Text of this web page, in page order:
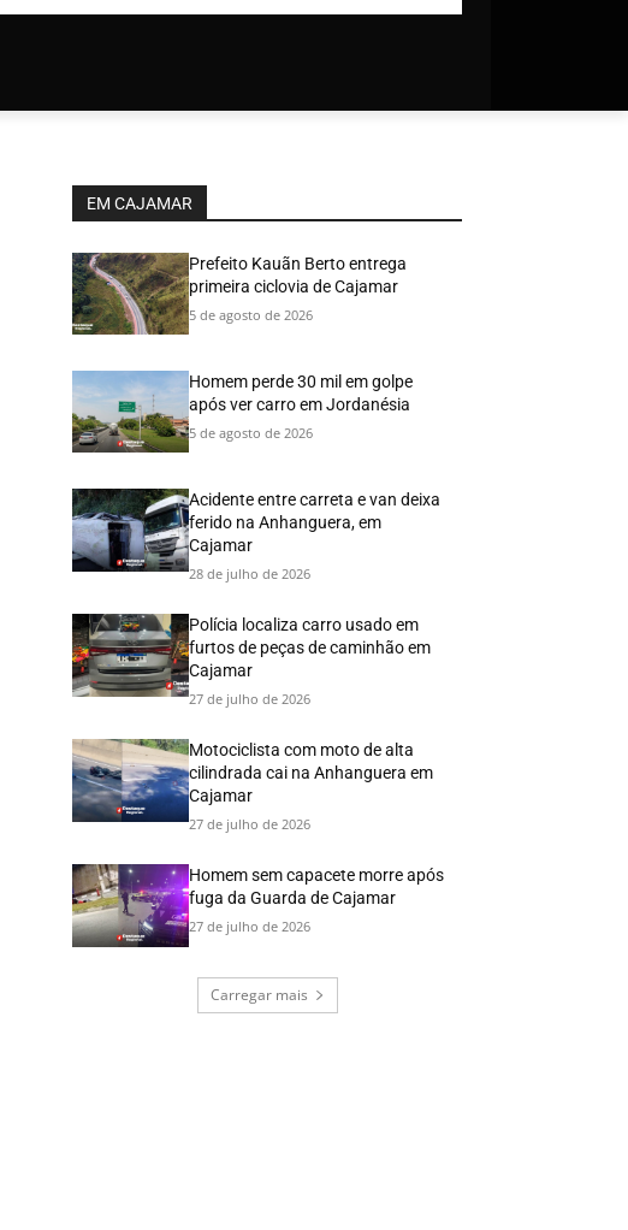
EM CAJAMAR
Prefeito Kauãn Berto entrega
primeira ciclovia de Cajamar
5 de agosto de 2026
Homem perde 30 mil em golpe
após ver carro em Jordanésia
5 de agosto de 2026
Acidente entre carreta e van deixa
ferido na Anhanguera, em
Cajamar
28 de julho de 2026
Polícia localiza carro usado em
furtos de peças de caminhão em
Cajamar
27 de julho de 2026
Motociclista com moto de alta
cilindrada cai na Anhanguera em
Cajamar
27 de julho de 2026
Homem sem capacete morre após
fuga da Guarda de Cajamar
27 de julho de 2026
Carregar mais